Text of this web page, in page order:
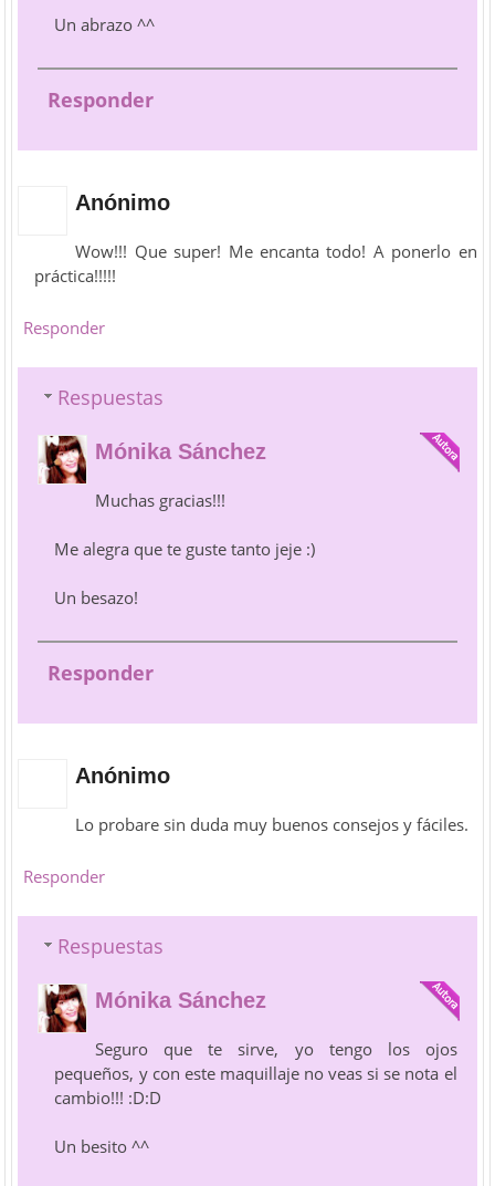
Un abrazo ^^
Responder
Anónimo
Wow!!! Que super! Me encanta todo! A ponerlo en
práctica!!!!!
Responder
Respuestas
Mónika Sánchez
Muchas gracias!!!
Me alegra que te guste tanto jeje :)
Un besazo!
Responder
Anónimo
Lo probare sin duda muy buenos consejos y fáciles.
Responder
Respuestas
Mónika Sánchez
Seguro que te sirve, yo tengo los ojos
pequeños, y con este maquillaje no veas si se nota el
cambio!!! :D:D
Un besito ^^